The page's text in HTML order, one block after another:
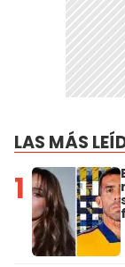
LAS MÁS
1